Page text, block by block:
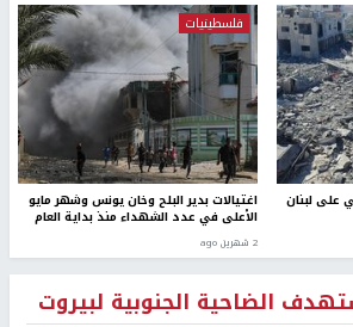
على لبنان
فلسطينيات
اغتيالات بدير البلح وخان يونس وشهر مايو
الأعلى في عدد الشهداء منذ بداية العام
2 شهرين ago
الضاحية الجنوبية لبيروت